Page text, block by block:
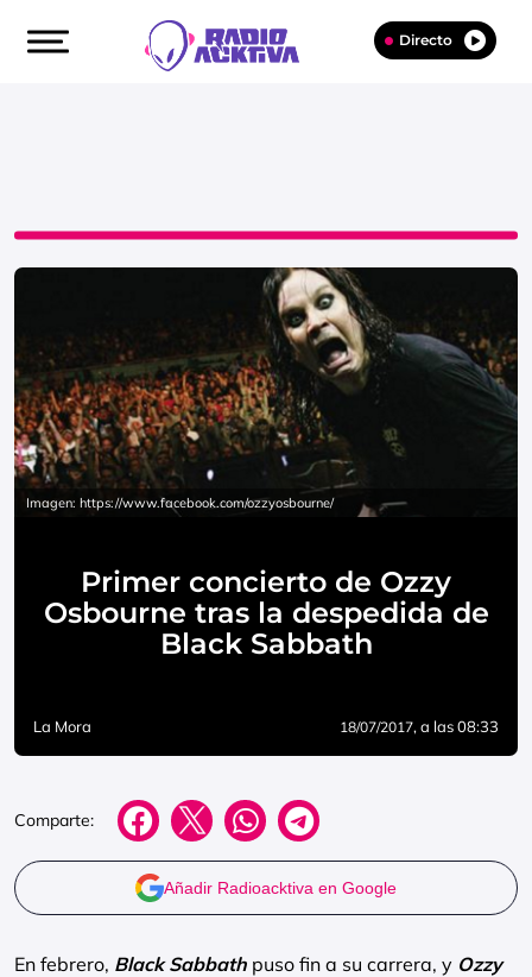
Directo
Imagen: https://www.facebook.com/ozzyosbourne/
Primer concierto de Ozzy
Osbourne tras la despedida de
Black Sabbath
La Mora 18/07/2017, a las 08:33
Comparte:
Añadir Radioacktiva en Google
En febrero, Black Sabbath puso fin a su carrera, y Ozzy